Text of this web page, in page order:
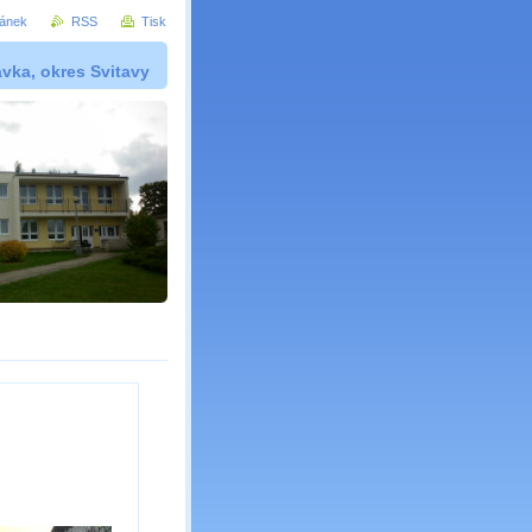
okres Svitavy
RSS Tisk